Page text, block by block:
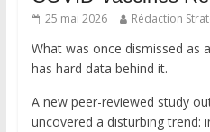
25 mai 2026 Rédaction
What was once dismissed as
has hard data behind it.
A new peer-reviewed study
uncovered a disturbing trend: